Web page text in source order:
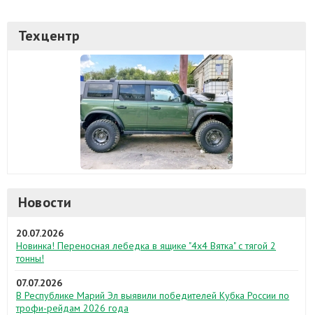
Техцентр
Новости
20.07.2026
Новинка! Переносная лебедка в ящике "4х4 Вятка" с тягой 2
тонны!
07.07.2026
В Республике Марий Эл выявили победителей Кубка России по
трофи-рейдам 2026 года